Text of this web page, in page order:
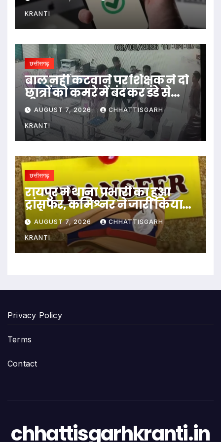
KRANTI
छत्तीसगढ़
बाल नहीं कटवाने पर शिक्षक ने दो
छात्रों को कमरे में बंद कर डंडे से
पीटा…
AUGUST 7, 2026 CHHATTISGARH
KRANTI
छत्तीसगढ़
रायपुर में थाना प्रभारी का हुआ
ट्रांसफर, कमिश्नर ने जारी किया
आदेश
AUGUST 7, 2026 CHHATTISGARH
KRANTI
Privacy Policy
Terms
Contact
chhattisgarhkranti.in